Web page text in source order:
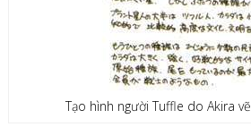
Tạo hình người Tuffle do Akira vẽ